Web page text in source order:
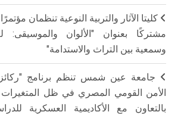
كليتا الآثار والتربية النوعية تنظمان
مشتركًا بعنوان "الألوان والموسيقى:
وسمعية بين التراث والاستدامة"
جامعة عين شمس تنظم برنامج
الأمن القومي المصري في ظل المتغيرات
بالتعاون مع الأكاديمية العسكرية